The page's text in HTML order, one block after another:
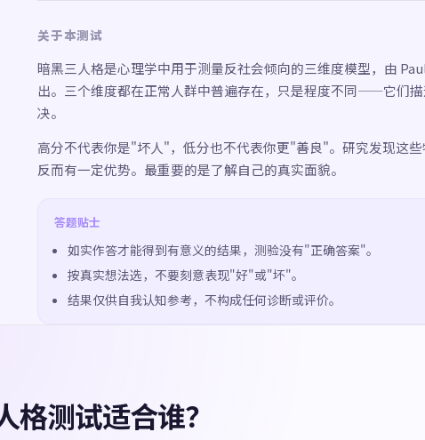
关于本测试
暗黑三人格是心理学中用于测量反社会倾向的三维度模型，由
出。三个维度都在正常人群中普遍存在，只是程度不同——它们
决。
高分不代表你是"坏人"，低分也不代表你更"善良"。研究发现这
反而有一定优势。最重要的是了解自己的真实面貌。
答题贴士
如实作答才能得到有意义的结果，测验没有"正确答案"。
按真实想法选，不要刻意表现"好"或"坏"。
结果仅供自我认知参考，不构成任何诊断或评价。
格测试适合谁？